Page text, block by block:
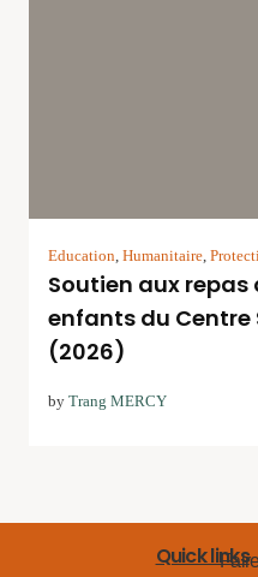
Education, Humanitaire,
Soutien aux
enfants du Centre
(2026)
by Trang MERCY
Quick links